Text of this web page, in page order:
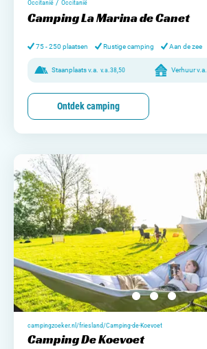
Occitanië / Occitanië
Camping La Marina de Canet
75 - 250 plaatsen Rustige camping Aan de zee
Staanplaats v.a. v.a.38,50 Verhuur v.a.
Ontdek camping
campingzoeker.nl/friesland/Camping-de-Koevoet
Camping De Koevoet